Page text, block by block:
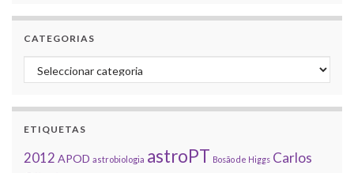
CATEGORIAS
Categorias
ETIQUETAS
2012 APOD astrobiologia astroPT Bosão de Higgs Carlos